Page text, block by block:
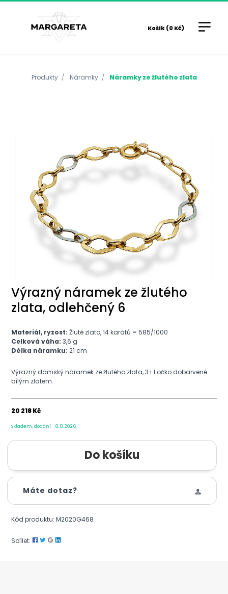
Košík (0 Kč)
Produkty Náramky Náramky ze žlutého zlata
Výrazný náramek ze žlutého
zlata, odlehčený 6
Materiál, ryzost: Žluté zlato, 14 karátů = 585/1000
Celková váha: 3,6 g
Délka náramku: 21 cm
Výrazný dámský náramek ze žlutého zlata, 3+1 očko dobarvené
bílým zlatem.
20 218 Kč
Skladem, dodání - 8. 8. 2026
Máte dotaz?
Kód produktu: M2020G468
Sdílet: